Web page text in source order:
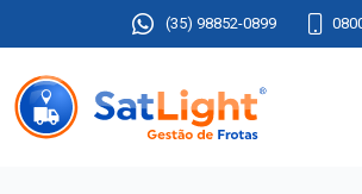
(35) 98852-0899